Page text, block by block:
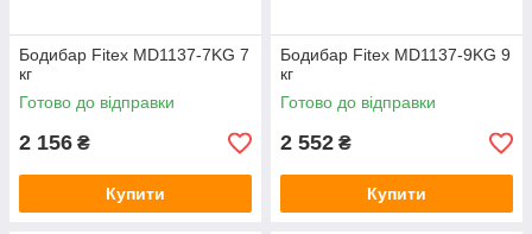
Бодибар Fitex MD1137-7KG 7
кг
Готово до відправки
2 156 ₴
Купити
Бодибар Fitex MD1137-9KG 9
кг
Готово до відправки
2 552 ₴
Купити